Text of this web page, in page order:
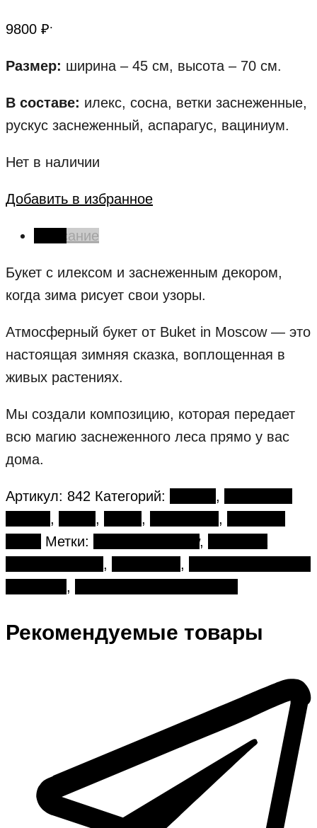
9800 ₽.
Размер: ширина – 45 см, высота – 70 см.
В составе: илекс, сосна, ветки заснеженные,
рускус заснеженный, аспарагус, вациниум.
Нет в наличии
Добавить в избранное
Описание
Букет с илексом и заснеженным декором,
когда зима рисует свои узоры.
Атмосферный букет от Buket in Moscow — это
настоящая зимняя сказка, воплощенная в
живых растениях.
Мы создали композицию, которая передает
всю магию заснеженного леса прямо у вас
дома.
Артикул: 842 Категорий: ,
, , , ,
Метки: ,
, ,
,
Рекомендуемые товары